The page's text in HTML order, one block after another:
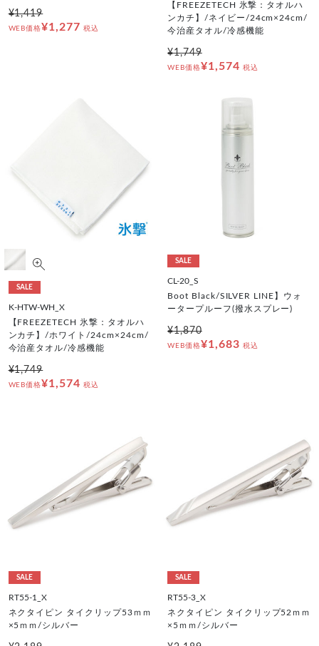
¥1,419
WEB価格¥1,277 税込
【FREEZETECH 氷撃：タオルハ
ンカチ】/ネイビー/24cm×24cm/
今治産タオル/冷感機能
¥1,749
WEB価格¥1,574 税込
SALE
K-HTW-WH_X
【FREEZETECH 氷撃：タオルハ
ンカチ】/ホワイト/24cm×24cm/
今治産タオル/冷感機能
¥1,749
WEB価格¥1,574 税込
SALE
CL-20_S
Boot Black/SILVER LINE】ウォ
ータープルーフ(撥水スプレー)
¥1,870
WEB価格¥1,683 税込
SALE
RT55-1_X
ネクタイピン タイクリップ53ｍｍ
×5ｍｍ/シルバー
SALE
RT55-3_X
ネクタイピン タイクリップ52ｍｍ
×5ｍｍ/シルバー